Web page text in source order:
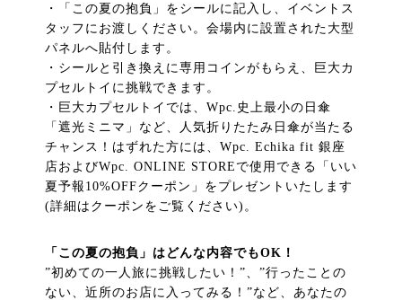
・「この夏の抱負」をシールに記入し、イベントス
タッフにお渡しください。会場内に設置された大型
パネルへ貼付します。
・シールと引き換えに専用コインがもらえ、巨大カ
プセルトイに挑戦できます。
・巨大カプセルトイでは、Wpc.史上最小の日傘
「遮光ミニマ」など、人気折りたたみ日傘が当たる
チャンス！はずれた方には、Wpc. Echika fit 銀座
店およびWpc. ONLINE STOREで使用できる「いい
夏予報10%OFFクーポン」をプレゼントいたします
(詳細はクーポンをご覧ください)。
「この夏の抱負」はどんな内容でもOK！
”初めての一人旅に挑戦したい！”、”行ったことの
ない、近所のお店に入ってみる！”など、あなたの